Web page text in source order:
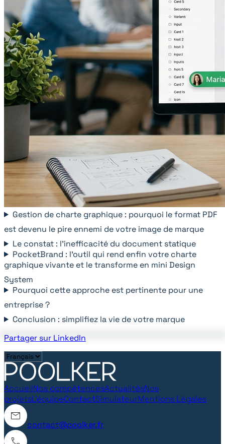
Gestion de charte graphique : pourquoi le format PDF
est devenu le pire ennemi de votre image de marque
Le constat : l'inefficacité du document statique
PocketBrand : l'outil qui rend enfin votre charte
graphique vivante et le transforme en mini Design
System
Pourquoi cette approche est pertinente pour une
entreprise ?
Conclusion : simplifiez la vie de votre marque
Partager sur LinkedIn
AccueilNos compétencesActualitésNos
projetsL'équipeContactSimulateurMentions Légales
contact@poolker.fr